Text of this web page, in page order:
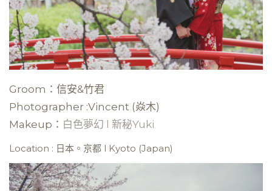
Groom：信安&竹君
Photographer :Vincent (焱木)
Makeup： 白色夢幻 l 新秘Yuki
Location : 日本。京都 l Kyoto (Japan)